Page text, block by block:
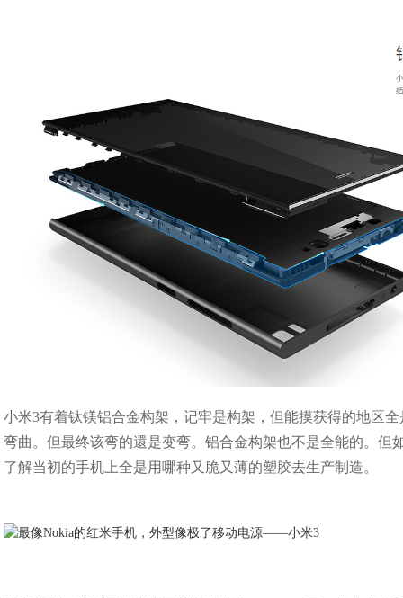
小米3有着钛镁铝合金构架，记牢是构架，但能摸获得的地区
弯曲。但最终该弯的還是变弯。铝合金构架也不是全能的。
了解当初的手机上全是用哪种又脆又薄的塑胶去生产制造。